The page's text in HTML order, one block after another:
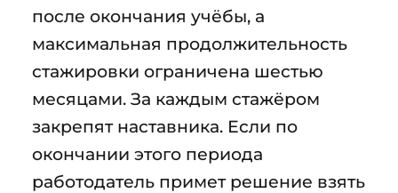
после окончания учёбы, а
максимальная продолжительность
стажировки ограничена шестью
месяцами. За каждым стажёром
закрепят наставника. Если по
окончании этого периода
работодатель примет решение взять